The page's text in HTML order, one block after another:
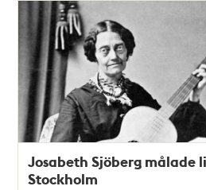
Josabeth Sjöberg målade
Stockholm